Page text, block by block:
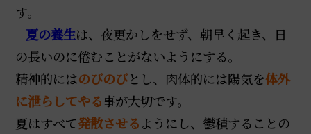
す。
夏の養生は、夜更かしをせず、朝早く起き、日
の長いのに倦むことがないようにする。
精神的にはのびのびとし、肉体的には陽気を体外
に泄らしてやる事が大切です。
夏はすべて発散させるようにし、鬱積することの